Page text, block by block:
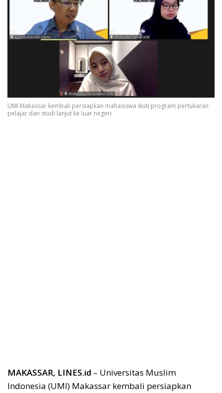
UMI Makassar kembali persiapkan mahasiswa ikuti program pertukaran
pelajar dan studi lanjut ke luar negeri.
MAKASSAR, LINES.id – Universitas Muslim
Indonesia (UMI) Makassar kembali persiapkan